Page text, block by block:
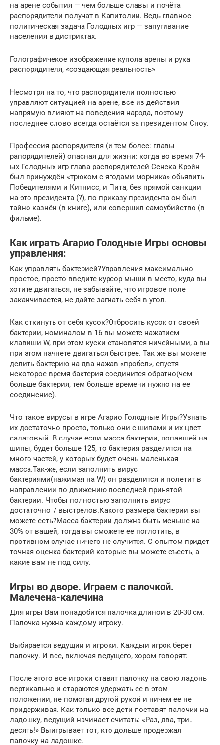
на арене события — чем больше славы и почёта
распорядители получат в Капитолии. Ведь главное
политическая задача Голодных игр — запугивание
населения в дистриктах.
Голографичекое изображение купола арены и рука
распорядителя, «создающая реальность»
Несмотря на то, что распорядители полностью
управляют ситуацией на арене, все из действия
напрямую влияют на поведения народа, поэтому
последнее слово всегда остаётся за президентом Сноу.
Профессия распорядителя (и тем более: главы
рапорядителей) опасная для жизни: когда во время 74-
ых Голодных игр глава распорядителей Сенека Крэйн
был принуждён «трюком с ягодами морника» обьявить
Победителями и Китнисс, и Пита, без прямой санкции
на это президента (?), по приказу президента он был
тайно казнён (в книге), или совершил самоубийство (в
фильме).
Как играть Агарио Голодные Игры основы
управления:
Как управлять бактерией?Управления максимально
простое, просто введите курсор мыши в место, куда вы
хотите двигаться, не забывайте, что игровое поле
заканчивается, не дайте загнать себя в угол.
Как откинуть от себя кусок?Отбросить кусок от своей
бактерии, номиналом в 16 вы можете нажатием
клавиши W, при этом куски становятся ничейными, а вы
при этом начнете двигаться быстрее. Так же вы можете
делить бактерию на два нажав «пробел», спустя
некоторое время бактерия соединится обратно(чем
больше бактерия, тем больше времени нужно на ее
соединение).
Что такое вирусы в игре Агарио Голодные Игры?Узнать
их достаточно просто, только они с шипами и их цвет
салатовый. В случае если масса бактерии, попавшей на
шипы, будет больше 125, то бактерия разделится на
много частей, у которых будет очень маленькая
масса.Так-же, если заполнить вирус
бактериями(нажимая на W) он разделится и полетит в
направлении по движению последней принятой
бактерии. Чтобы полностью заполнить вирус
достаточно 7 выстрелов.Какого размера бактерии вы
можете есть?Масса бактерии должна быть меньше на
30% от вашей, тогда вы сможете ее поглотить, в
противном случае ничего не случится. С опытом придет
точная оценка бактерий которые вы можете съесть, а
какие вам не под силу.
Игры во дворе. Играем с палочкой.
Малечена-калечина
Для игры Вам понадобится палочка длиной в 20-30 см.
Палочка нужна каждому игроку.
Выбирается ведущий и игроки. Каждый игрок берет
палочку. И все, включая ведущего, хором говорят:
После этого все игроки ставят палочку на свою ладонь
вертикально и стараются удержать ее в этом
положении, не помогая другой рукой и ничем ее не
придерживая. Как только все дети поставят палочки на
ладошку, ведущий начинает считать: «Раз, два, три…
десять!» Выигрывает тот, кто дольше продержал
палочку на ладошке.